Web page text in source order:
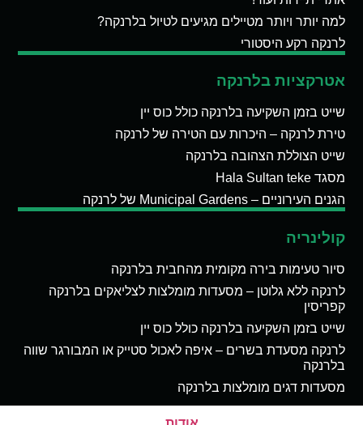
למה יותר ויותר מטיילים מגיעים לטיול בלרנקה?
לרנקה רקע היסטורי
אטרקציות בלרנקה
שייט בזמן השקיעה בלרנקה כולל כוס יין
טירת לרנקה – היכרות עם הטירה של לרנקה
שייט הצוללת הצהובה בלרנקה
מסגד Hala Sultan teke
הגנים העירוניים – Municipal Gardens של לרנקה
קולינריה
סיור טעימות בירה מקומית מהחבית בלרנקה
לרנקה ללא גלוטן – מסעדות מומלצות לצליאקים בלרנקה
קפריסין
שייט בזמן השקיעה בלרנקה כולל כוס יין
לרנקה מסעדת בשרים – איפה לאכול סטייק או המבורגר שווה
בלרנקה
מסעדות דגים מומלצות בלרנקה